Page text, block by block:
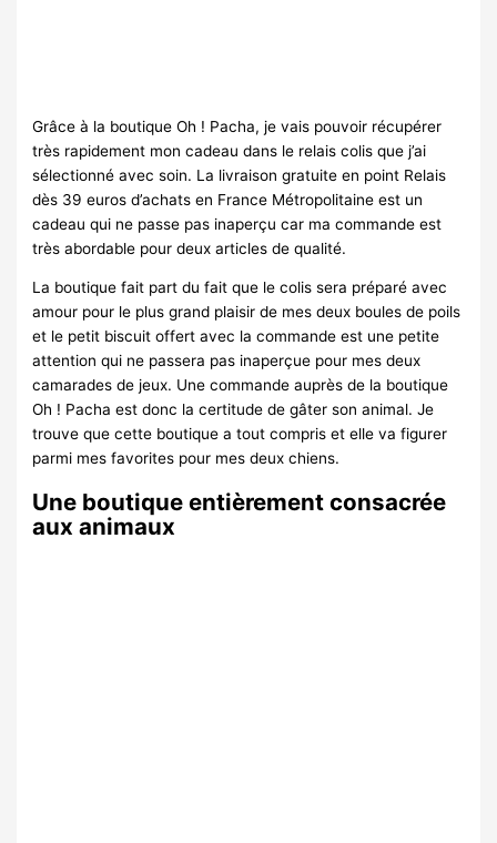
Grâce à la boutique Oh ! Pacha, je vais pouvoir récupérer
très rapidement mon cadeau dans le relais colis que j’ai
sélectionné avec soin. La livraison gratuite en point Relais
dès 39 euros d’achats en France Métropolitaine est un
cadeau qui ne passe pas inaperçu car ma commande est
très abordable pour deux articles de qualité.
La boutique fait part du fait que le colis sera préparé avec
amour pour le plus grand plaisir de mes deux boules de poils
et le petit biscuit offert avec la commande est une petite
attention qui ne passera pas inaperçue pour mes deux
camarades de jeux. Une commande auprès de la boutique
Oh ! Pacha est donc la certitude de gâter son animal. Je
trouve que cette boutique a tout compris et elle va figurer
parmi mes favorites pour mes deux chiens.
Une boutique entièrement consacrée
aux animaux